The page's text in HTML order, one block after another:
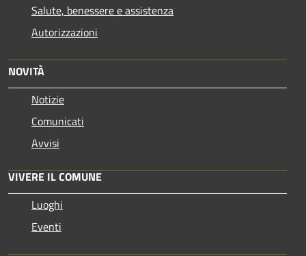
Salute, benessere e assistenza
Autorizzazioni
NOVITÀ
Notizie
Comunicati
Avvisi
VIVERE IL COMUNE
Luoghi
Eventi